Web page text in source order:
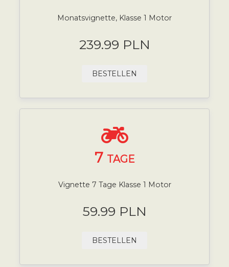
Monatsvignette, Klasse 1 Motor
239.99 PLN
BESTELLEN
7 TAGE
Vignette 7 Tage Klasse 1 Motor
59.99 PLN
BESTELLEN